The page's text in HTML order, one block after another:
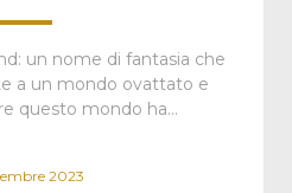
un nome di fantasia che
a un mondo ovattato e
questo mondo ha…
2023